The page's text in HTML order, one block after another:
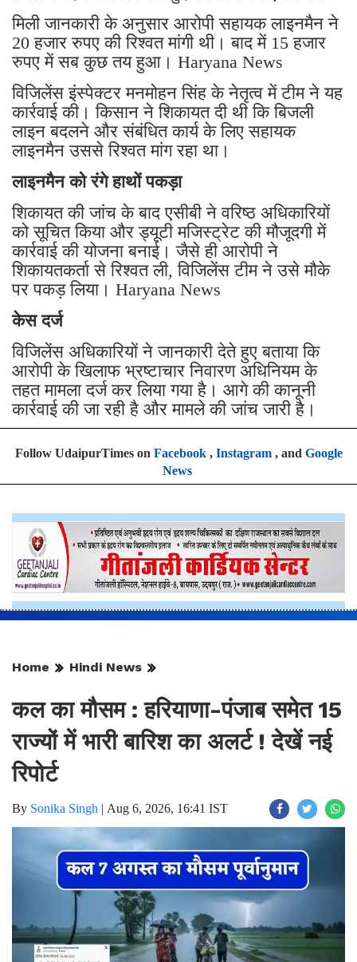
हजार रुपए की रिश्वत लेते हुए रंगे हाथों पकड़ लिया है।
मिली जानकारी के अनुसार आरोपी सहायक लाइनमैन ने
20 हजार रुपए की रिश्वत मांगी थी। बाद में 15 हजार
रुपए में सब कुछ तय हुआ। Haryana News
विजिलेंस इंस्पेक्टर मनमोहन सिंह के नेतृत्व में टीम ने यह
कार्रवाई की। किसान ने शिकायत दी थी कि बिजली
लाइन बदलने और संबंधित कार्य के लिए सहायक
लाइनमैन उससे रिश्वत मांग रहा था।
लाइनमैन को रंगे हाथों पकड़ा
शिकायत की जांच के बाद एसीबी ने वरिष्ठ अधिकारियों
को सूचित किया और ड्यूटी मजिस्ट्रेट की मौजूदगी में
कार्रवाई की योजना बनाई। जैसे ही आरोपी ने
शिकायतकर्ता से रिश्वत ली, विजिलेंस टीम ने उसे मौके
पर पकड़ लिया। Haryana News
केस दर्ज
विजिलेंस अधिकारियों ने जानकारी देते हुए बताया कि
आरोपी के खिलाफ भ्रष्टाचार निवारण अधिनियम के
तहत मामला दर्ज कर लिया गया है। आगे की कानूनी
कार्रवाई की जा रही है और मामले की जांच जारी है।
Follow UdaipurTimes onFacebook,Instagram, andGoogle
Home Hindi News
कल का मौसम : हरियाणा-पंजाब समेत 15
राज्यों में भारी बारिश का अलर्ट ! देखें नई
रिपोर्ट
Sonika Singh |Aug 6, 2026, 16:41 IST